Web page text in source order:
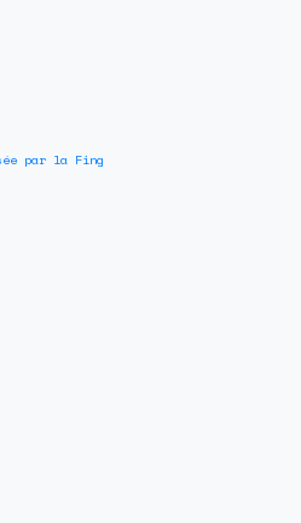
par la Fing